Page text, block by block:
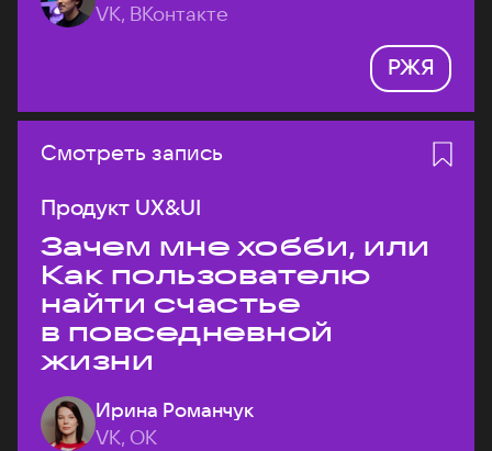
VK, ВКонтакте
РЖЯ
Смотреть запись
Продукт UX&UI
Зачем мне хобби, или
Как пользователю
найти счастье
в повседневной
жизни
Ирина Романчук
VK, ОК